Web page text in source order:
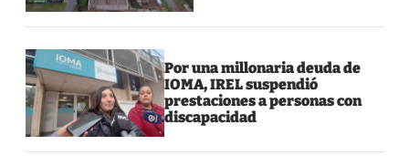
Por una millonaria deuda de
IOMA, IREL suspendió
prestaciones a personas con
discapacidad